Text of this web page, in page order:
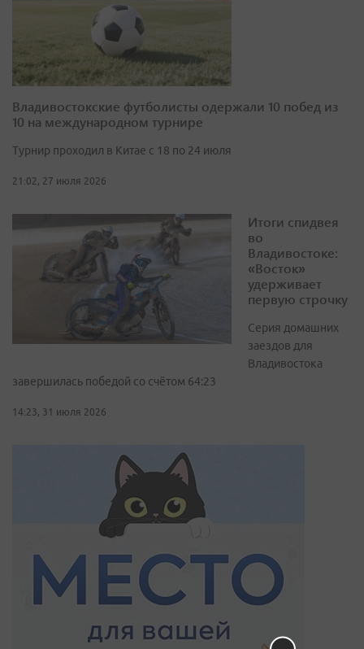
Владивостокские футболисты одержали 10 побед из
10 на международном турнире
Турнир проходил в Китае с 18 по 24 июля
21:02, 27 июля 2026
Итоги спидвея
во
Владивостоке:
«Восток»
удерживает
первую строчку
Серия домашних
заездов для
Владивостока
завершилась победой со счётом 64:23
14:23, 31 июля 2026